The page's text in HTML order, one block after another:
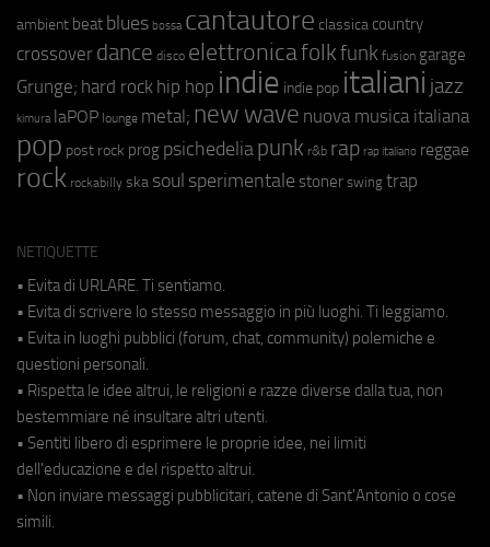
ambient beat blues bossa cantautore classica country
crossover dance disco elettronicafolkfunk fusion garage
Grunge; hard rock hip hop indie indie pop italiani jazz
kimura laPOP lounge metal; new wave nuova musica italiana
pop post rock prog psichedeliapunk r&b rap rap italiano reggae
rock rockabilly ska soul sperimentale stoner swing trap
NETIQUETTE
• Evita di URLARE. Ti sentiamo.
• Evita di scrivere lo stesso messaggio in più luoghi. Ti leggiamo.
• Evita in luoghi pubblici (forum, chat, community) polemiche e
questioni personali.
• Rispetta le idee altrui, le religioni e razze diverse dalla tua, non
bestemmiare né insultare altri utenti.
• Sentiti libero di esprimere le proprie idee, nei limiti
dell'educazione e del rispetto altrui.
• Non inviare messaggi pubblicitari, catene di Sant'Antonio o cose
simili.